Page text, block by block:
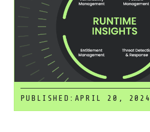
PUBLISHED: APRIL 20, 2024